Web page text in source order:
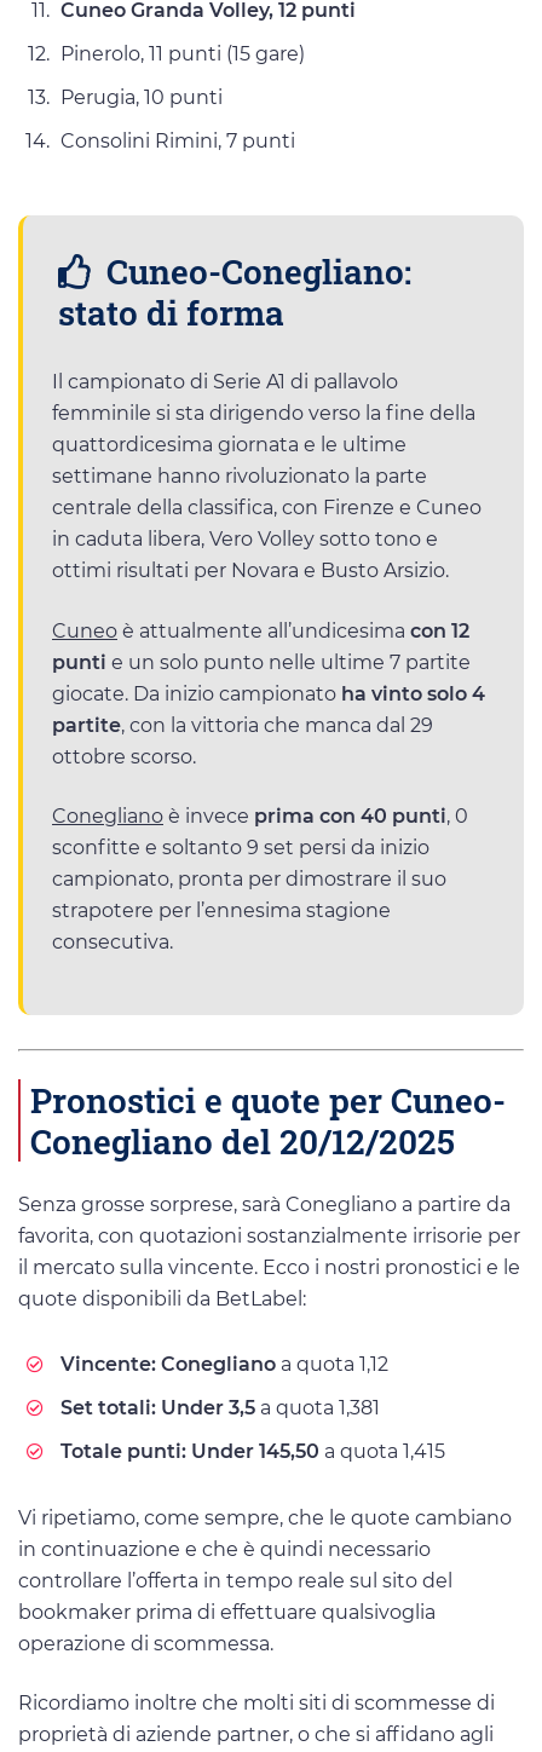
Cuneo Granda Volley, 12 punti
Pinerolo, 11 punti (15 gare)
Perugia, 10 punti
Consolini Rimini, 7 punti
Cuneo-Conegliano:
stato di forma
Il campionato di Serie A1 di pallavolo
femminile si sta dirigendo verso la fine della
quattordicesima giornata e le ultime
settimane hanno rivoluzionato la parte
centrale della classifica, con Firenze e Cuneo
in caduta libera, Vero Volley sotto tono e
ottimi risultati per Novara e Busto Arsizio.
Cuneo è attualmente all’undicesima con 12
punti e un solo punto nelle ultime 7 partite
giocate. Da inizio campionato ha vinto solo 4
partite, con la vittoria che manca dal 29
ottobre scorso.
Conegliano è invece prima con 40 punti, 0
sconfitte e soltanto 9 set persi da inizio
campionato, pronta per dimostrare il suo
strapotere per l’ennesima stagione
consecutiva.
Pronostici e quote per Cuneo-
Conegliano del 20/12/2025
Senza grosse sorprese, sarà Conegliano a partire da
favorita, con quotazioni sostanzialmente irrisorie per
il mercato sulla vincente. Ecco i nostri pronostici e le
quote disponibili da BetLabel:
Vincente: Conegliano a quota 1,12
Set totali: Under 3,5 a quota 1,381
Totale punti: Under 145,50 a quota 1,415
Vi ripetiamo, come sempre, che le quote cambiano
in continuazione e che è quindi necessario
controllare l’offerta in tempo reale sul sito del
bookmaker prima di effettuare qualsivoglia
operazione di scommessa.
Ricordiamo inoltre che molti siti di scommesse di
proprietà di aziende partner, o che si affidano agli